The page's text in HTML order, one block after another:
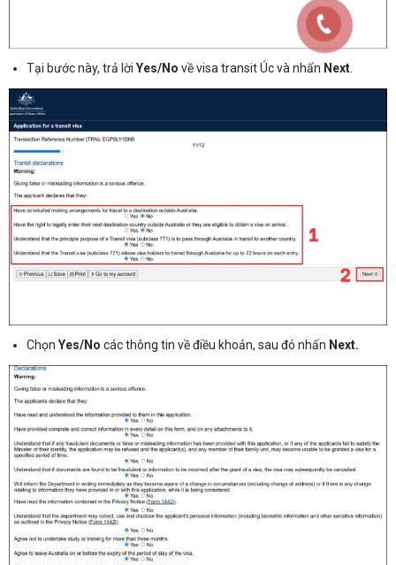
Tại bước này, trả lời Yes/No về visa transit Úc và nhấn Next
Chọn Yes/No các thông tin về điều khoản, sau đó nhấn Next.